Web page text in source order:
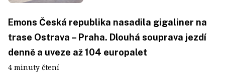
Emons Česká republika nasadila gigaliner na
trase Ostrava – Praha. Dlouhá souprava jezdí
denně a uveze až 104 europalet
4 minuty čtení